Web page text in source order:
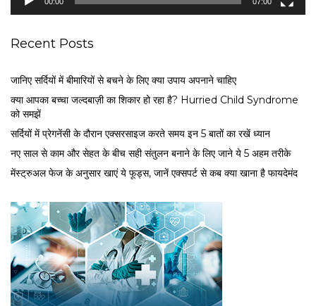
Recent Posts
जानिए सर्दियों में बीमारियों से बचने के लिए क्या उपाय अपनाने चाहिए
क्या आपका बच्चा जल्दबाज़ी का शिकार हो रहा है? Hurried Child Syndrome
को समझें
सर्द‍ियों में प्रेगनेंसी के दौरान एक्सरसाइज करते समय इन 5 बातों का रखें ध्यान
नए साल से काम और सेहत के बीच सही संतुलन बनाने के लिए जाने ये 5 अहम तरीके
मेंस्ट्रुअल फेज के अनुसार खाएं ये फूड्स, जानें एक्सपर्ट से कब क्या खाना है फायदेमंद